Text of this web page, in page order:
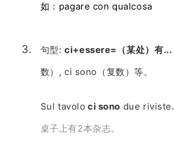
如：pagare con qualcosa
句型:ci+essere=（某处）有...
数）, ci sono（复数）等。
Sul tavolo ci sono due riviste.
桌子上有2本杂志。